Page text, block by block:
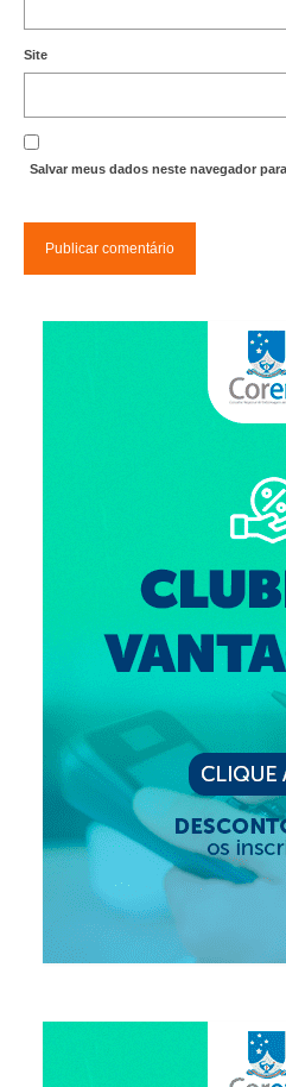
Site
Salvar meus dados neste navegador